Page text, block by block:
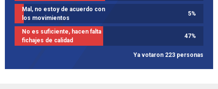
Mal, no estoy de acuerdo con
los movimientos
5%
No es suficiente, hacen falta
fichajes de calidad
47%
Ya votaron 223 personas